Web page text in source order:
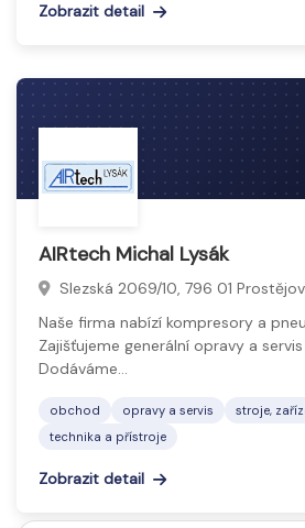
Zobrazit detail
AIRtech Michal Lysák
Slezská 2069/10, 796 01 Prostějov
Naše firma nabízí kompresory a
Zajišťujeme generální opravy a
Dodáváme…
obchod opravy a servis
stroje,
technika a přístroje
Zobrazit detail